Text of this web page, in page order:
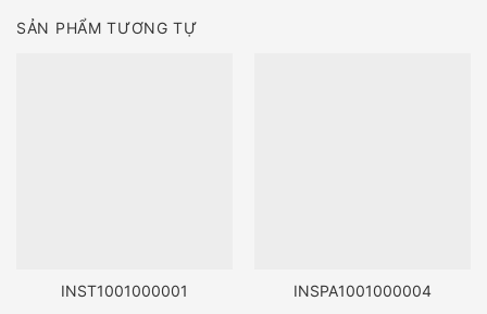
SẢN PHẨM TƯƠNG TỰ
INST1001000001 INSPA1001000004